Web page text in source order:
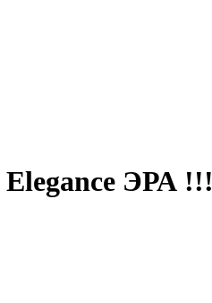
ЭРА !!!